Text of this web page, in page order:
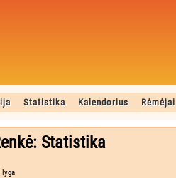
Statistika Kalendorius Rėmėjai
Statistika
lyga